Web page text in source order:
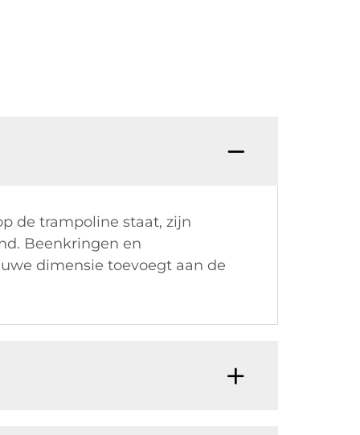
de trampoline staat, zijn
Beenkringen en
dimensie toevoegt aan de